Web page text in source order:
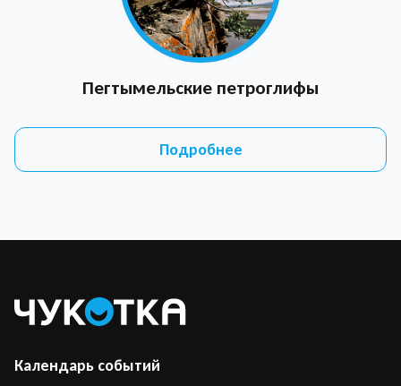
Пегтымельские петроглифы
Подробнее
Календарь событий